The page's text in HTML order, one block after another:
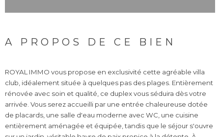
A PROPOS DE CE BIEN
ROYAL IMMO vous propose en exclusivité cette agréable villa
club, idéalement située à quelques pas des plages. Entièrement
rénovée avec soin et qualité, ce duplex vous séduira dès votre
arrivée. Vous serez accueilli par une entrée chaleureuse dotée
de placards, une salle d'eau moderne avec WC, une cuisine
entièrement aménagée et équipée, tandis que le séjour s'ouvre